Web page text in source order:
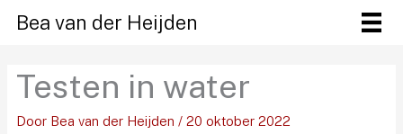
naar
inhoud
Bea van der Heijden
Testen in water
Door Bea van der Heijden / 20 oktober 2022